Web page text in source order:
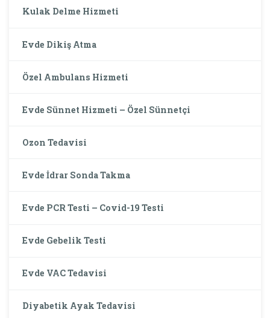
Kulak Delme Hizmeti
Evde Dikiş Atma
Özel Ambulans Hizmeti
Evde Sünnet Hizmeti – Özel Sünnetçi
Ozon Tedavisi
Evde İdrar Sonda Takma
Evde PCR Testi – Covid-19 Testi
Evde Gebelik Testi
Evde VAC Tedavisi
Diyabetik Ayak Tedavisi